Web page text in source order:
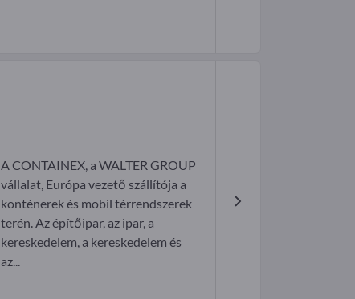
A CONTAINEX, a WALTER GROUP
vállalat, Európa vezető szállítója a
konténerek és mobil térrendszerek
terén. Az építőipar, az ipar, a
kereskedelem, a kereskedelem és
az...